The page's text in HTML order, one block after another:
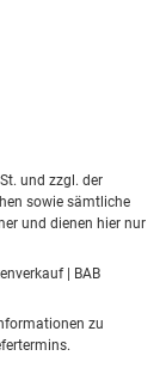
und zzgl. der
sowie sämtliche
und dienen hier nur
| BAB
zu